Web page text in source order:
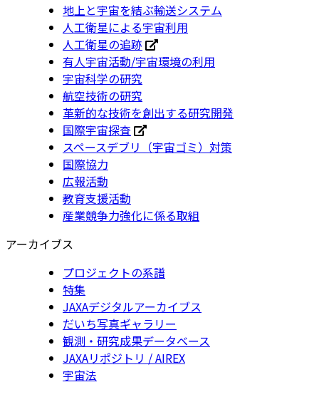
地上と宇宙を結ぶ輸送システム
人工衛星による宇宙利用
人工衛星の追跡
有人宇宙活動/宇宙環境の利用
宇宙科学の研究
航空技術の研究
革新的な技術を創出する研究開発
国際宇宙探査
スペースデブリ（宇宙ゴミ）対策
国際協力
広報活動
教育支援活動
産業競争力強化に係る取組
アーカイブス
プロジェクトの系譜
特集
JAXAデジタルアーカイブス
だいち写真ギャラリー
観測・研究成果データベース
JAXAリポジトリ / AIREX
宇宙法